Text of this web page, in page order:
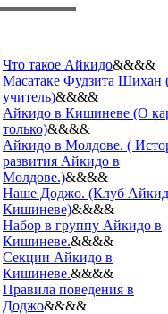
Что такое Айкидо&&&&
Масатаке Фудзита Шихан
учитель)&&&&
Айкидо в Кишиневе (О
только)&&&&
Айкидо в Молдове. (
развития Айкидо в
Молдове.)&&&&
Наше Доджо. (Клуб
Кишиневе)&&&&
Набор в группу Айкидо в
Кишиневе.&&&&
Секции Айкидо в
Кишиневе.&&&&
Правила поведения в
Доджо&&&&